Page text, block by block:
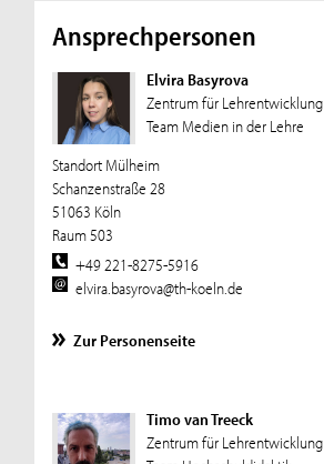
Ansprechpersonen
Elvira Basyrova
Zentrum für Lehrentwicklung
Team Medien in der Lehre
Standort Mülheim
Schanzenstraße 28
51063 Köln
Raum 503
+49 221-8275-5916
elvira.basyrova@th-koeln.de
Zur Personenseite
Timo van Treeck
Zentrum für Lehrentwicklung